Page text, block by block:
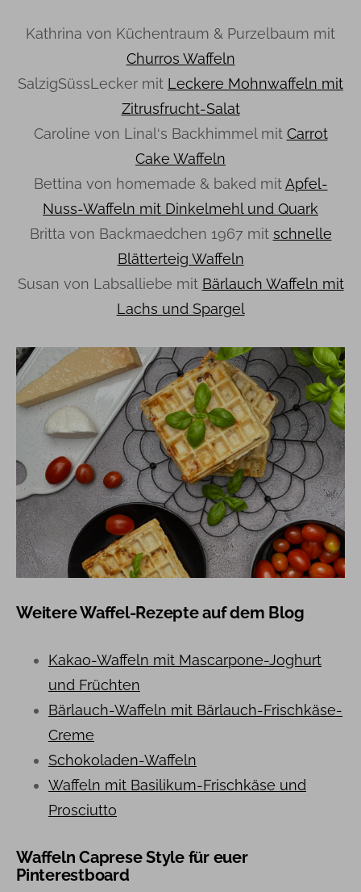
Kathrina von Küchentraum & Purzelbaum mit
Churros Waffeln
SalzigSüssLecker mit Leckere Mohnwaffeln mit
Zitrusfrucht-Salat
Caroline von Linal‘s Backhimmel mit Carrot
Cake Waffeln
Bettina von homemade & baked mitApfel-
Nuss-Waffeln mit Dinkelmehl und Quark
Britta von Backmaedchen 1967 mit schnelle
Blätterteig Waffeln
Susan von Labsalliebe mit Bärlauch Waffeln mit
Lachs und Spargel
Weitere Waffel-Rezepte auf dem Blog
Kakao-Waffeln mit Mascarpone-Joghurt
und Früchten
Bärlauch-Waffeln mit Bärlauch-Frischkäse-
Creme
Schokoladen-Waffeln
Waffeln mit Basilikum-Frischkäse und
Prosciutto
Waffeln Caprese Style für euer
Pinterestboard